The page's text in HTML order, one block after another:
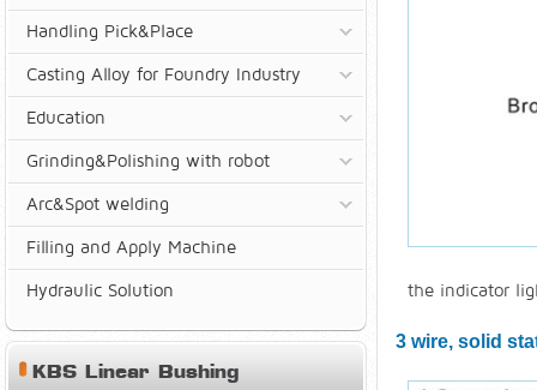
the indicator
3 wire, solid
Handling Pick&Place
Casting Alloy for Foundry Industry
Education
Grinding&Polishing with robot
Arc&Spot welding
Filling and Apply Machine
Hydraulic Solution
KBS Linear Bushing